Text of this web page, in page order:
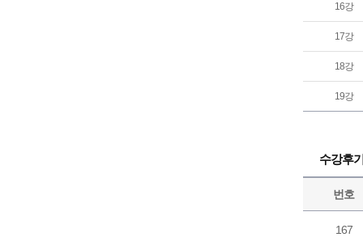
16강
17강
18강
19강
수강후
번호
167